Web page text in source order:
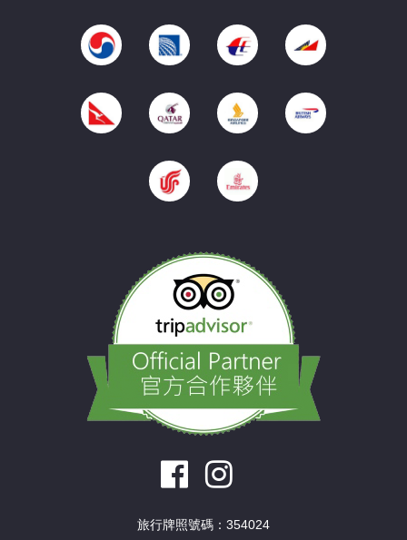
旅行牌照號碼：354024